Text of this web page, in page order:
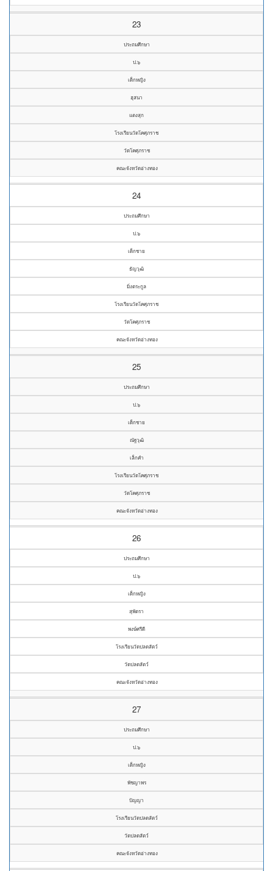
23
ประถมศึกษา
ป.๖
เด็กหญิง
ฮุสนา
แตงสุก
โรงเรียนวัดโคศุภราช
วัดโคศุภราช
คณะจังหวัดอ่างทอง
24
ประถมศึกษา
ป.๖
เด็กชาย
ธัญวุฒิ
มิ่งตระกูล
โรงเรียนวัดโคศุภราช
วัดโคศุภราช
คณะจังหวัดอ่างทอง
25
ประถมศึกษา
ป.๖
เด็กชาย
ณัฐวุฒิ
เล็กคำ
โรงเรียนวัดโคศุภราช
วัดโคศุภราช
คณะจังหวัดอ่างทอง
26
ประถมศึกษา
ป.๖
เด็กหญิง
สุพัตรา
พงษ์ศรีดี
โรงเรียนวัดปลดสัตว์
วัดปลดสัตว์
คณะจังหวัดอ่างทอง
27
ประถมศึกษา
ป.๖
เด็กหญิง
พัชญาพร
ปัญญา
โรงเรียนวัดปลดสัตว์
วัดปลดสัตว์
คณะจังหวัดอ่างทอง